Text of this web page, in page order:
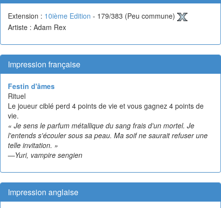
Extension : 10ième Edition - 179/383 (Peu commune)
Artiste : Adam Rex
Impression française
Festin d'âmes
Rituel
Le joueur ciblé perd 4 points de vie et vous gagnez 4 points de
vie.
« Je sens le parfum métallique du sang frais d'un mortel. Je
l'entends s'écouler sous sa peau. Ma soif ne saurait refuser une
telle invitation. »
—Yuri, vampire sengien
Impression anglaise